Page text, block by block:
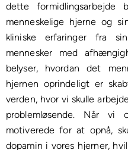
dette formidlingsarbejde
menneskelige hjerne og
kliniske erfaringer fra
mennesker med
belyser, hvordan det
hjernen oprindeligt er
verden, hvor vi skulle
problemløsende. Når
motiverede for at opnå,
dopamin i vores hjerner,